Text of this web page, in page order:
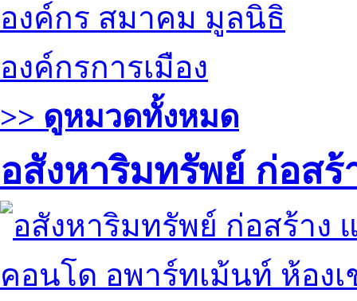
องค์กร สมาคม มูลนิธิ
องค์กรการเมือง
>> ดูหมวดทั้งหมด
อสังหาริมทรัพย์ ก่อส
คอนโด อพาร์ทเม้นท์ ห้องเ